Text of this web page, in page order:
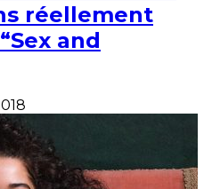
réellement
and